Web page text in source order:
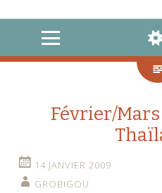
MENU
WIDGETS
RECHERCHE
Février/Mars
14 JANVIER 2009
GROBIGOU